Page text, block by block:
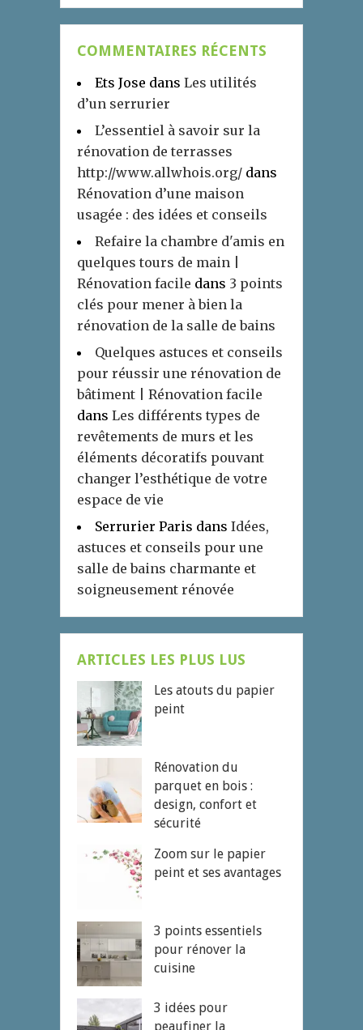
COMMENTAIRES RÉCENTS
Ets Jose dans Les utilités
d’un serrurier
L’essentiel à savoir sur la
rénovation de terrasses
http://www.allwhois.org/ dans
Rénovation d’une maison
usagée : des idées et conseils
Refaire la chambre d'amis en
quelques tours de main |
Rénovation facile dans 3 points
clés pour mener à bien la
rénovation de la salle de bains
Quelques astuces et conseils
pour réussir une rénovation de
bâtiment | Rénovation facile
dans Les différents types de
revêtements de murs et les
éléments décoratifs pouvant
changer l’esthétique de votre
espace de vie
Serrurier Paris dans Idées,
astuces et conseils pour une
salle de bains charmante et
soigneusement rénovée
ARTICLES LES PLUS LUS
Les atouts du papier
peint
Rénovation du
parquet en bois :
design, confort et
sécurité
Zoom sur le papier
peint et ses avantages
3 points essentiels
pour rénover la
cuisine
3 idées pour
peaufiner la